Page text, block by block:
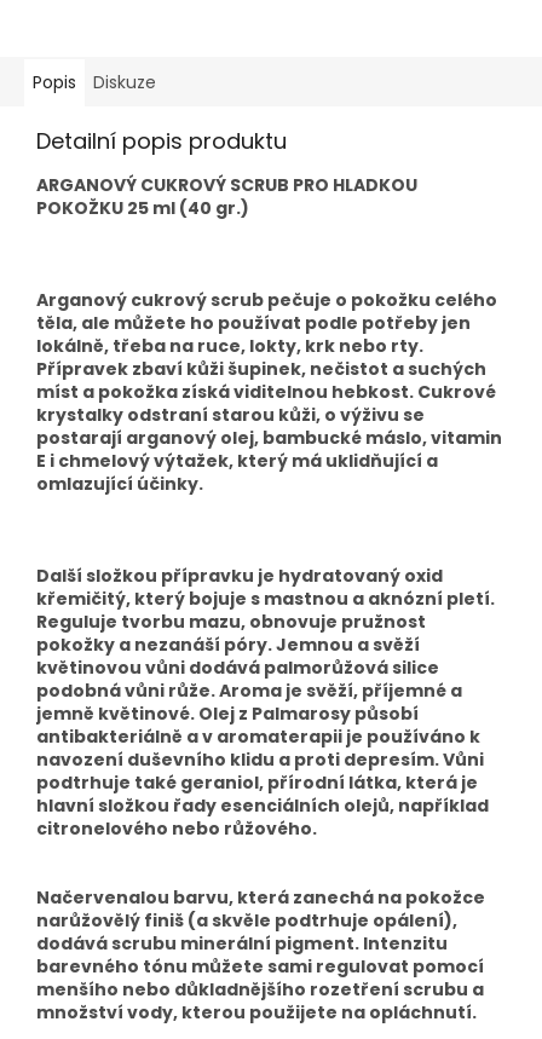
Popis Diskuze
Detailní popis produktu
ARGANOVÝ CUKROVÝ SCRUB PRO HLADKOU
POKOŽKU 25 ml (40 gr.)
Arganový cukrový scrub pečuje o pokožku celého
těla, ale můžete ho používat podle potřeby jen
lokálně, třeba na ruce, lokty, krk nebo rty.
Přípravek zbaví kůži šupinek, nečistot a suchých
míst a pokožka získá viditelnou hebkost. Cukrové
krystalky odstraní starou kůži, o výživu se
postarají arganový olej, bambucké máslo, vitamin
E i chmelový výtažek, který má uklidňující a
omlazující účinky.
Další složkou přípravku je hydratovaný oxid
křemičitý, který bojuje s mastnou a aknózní pletí.
Reguluje tvorbu mazu, obnovuje pružnost
pokožky a nezanáší póry. Jemnou a svěží
květinovou vůni dodává palmorůžová silice
podobná vůni růže. Aroma je svěží, příjemné a
jemně květinové. Olej z Palmarosy působí
antibakteriálně a v aromaterapii je používáno k
navození duševního klidu a proti depresím. Vůni
podtrhuje také geraniol, přírodní látka, která je
hlavní složkou řady esenciálních olejů, například
citronelového nebo růžového.
Načervenalou barvu, která zanechá na pokožce
narůžovělý finiš (a skvěle podtrhuje opálení),
dodává scrubu minerální pigment. Intenzitu
barevného tónu můžete sami regulovat pomocí
menšího nebo důkladnějšího rozetření scrubu a
množství vody, kterou použijete na opláchnutí.